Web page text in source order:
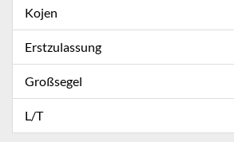
Kojen
Erstzulassung
Großsegel
L/T